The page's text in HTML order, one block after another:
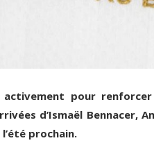
pour
d’Ismaël Bennacer,
prochain.